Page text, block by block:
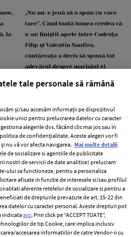
la
„Nu mi-e jenă să o spun cu voce
tare”. Când toată lumea credea că
s-au liniștit apele între Codruța
Filip și Valentin Sanfira,
cântăreața a decis să spună tot
adevărul despre mariajul ei
Ce apariție! N-am mai văzut-o de
când era mică, iar acum fiica
Nicoletei Luciu e complet
schimbată! La 14 ani, superba Kim
i-a uimit pe toți la o prezentare
de modă!
tale personale să rămână
și/sau accesăm informații pe dispozitivul
unici pentru prelucrarea datelor cu caracter
alegerile dvs. făcând clic mai jos sau în
de confidențialitate. Aceste alegeri vor fi
nu vă vor afecta navigarea. Mai multe detalii
de socializare si agentiile de publicitate
nostri de servicii de date analitice) prelucram
ului sa functioneze, pentru a personaliza
afisate in functie de interesele si/sau profilul
aferente retelelor de socializare si pentru a
de drepturile prevazute de art. 15-22 din
datelor cu caracter personal. Aceste drepturi pot
indicataaici. Prin click pe “ACCEPT TOATE”,
de tip Cookie, care implica inclusiv
accesarea informatiilor de catre Vendor-ii cu